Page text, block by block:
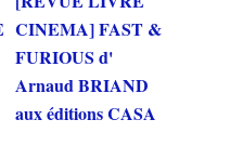
CINEMA] FAST &
FURIOUS d'
Arnaud BRIAND
aux éditions CASA